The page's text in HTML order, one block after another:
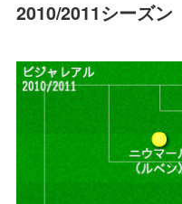
2010/2011シーズン